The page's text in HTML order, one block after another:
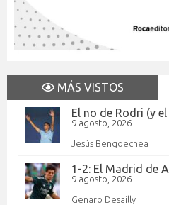
MÁS VISTOS
El no de Rodri (y
9 agosto, 2026
Jesús Bengoechea
1-2: El Madrid de
9 agosto, 2026
Genaro Desailly